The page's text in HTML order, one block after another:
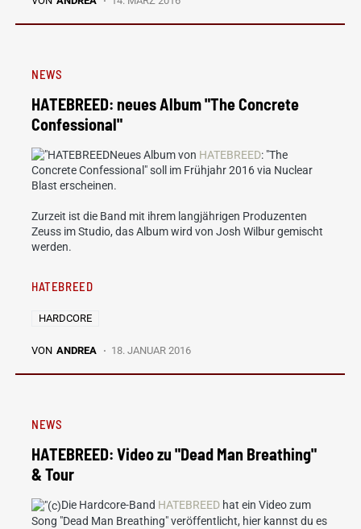
NEWS
HATEBREED: neues Album "The Concrete
Confessional"
Neues Album von HATEBREED: "The
Concrete Confessional" soll im Frühjahr 2016 via Nuclear
Blast erscheinen.
Zurzeit ist die Band mit ihrem langjährigen Produzenten
Zeuss im Studio, das Album wird von Josh Wilbur gemischt
werden.
HATEBREED
HARDCORE
VON ANDREA 18. JANUAR 2016
NEWS
HATEBREED: Video zu "Dead Man Breathing"
& Tour
Die Hardcore-Band HATEBREED hat ein Video zum
Song "Dead Man Breathing" veröffentlicht, hier kannst du es